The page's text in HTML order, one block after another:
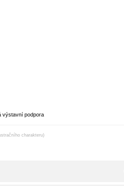
výstavní podpora
charakteru)